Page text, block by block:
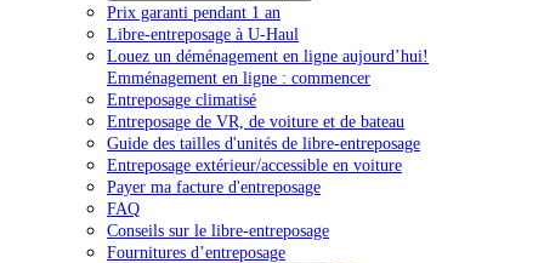
Prix garanti pendant 1 an
Libre-entreposage à U-Haul
Louez un déménagement en ligne aujourd’hui!
Emménagement en ligne : commencer
Entreposage climatisé
Entreposage de VR, de voiture et de bateau
Guide des tailles d'unités de libre-entreposage
Entreposage extérieur/accessible en voiture
Payer ma facture d'entreposage
FAQ
Conseils sur le libre-entreposage
Fournitures d’entreposage